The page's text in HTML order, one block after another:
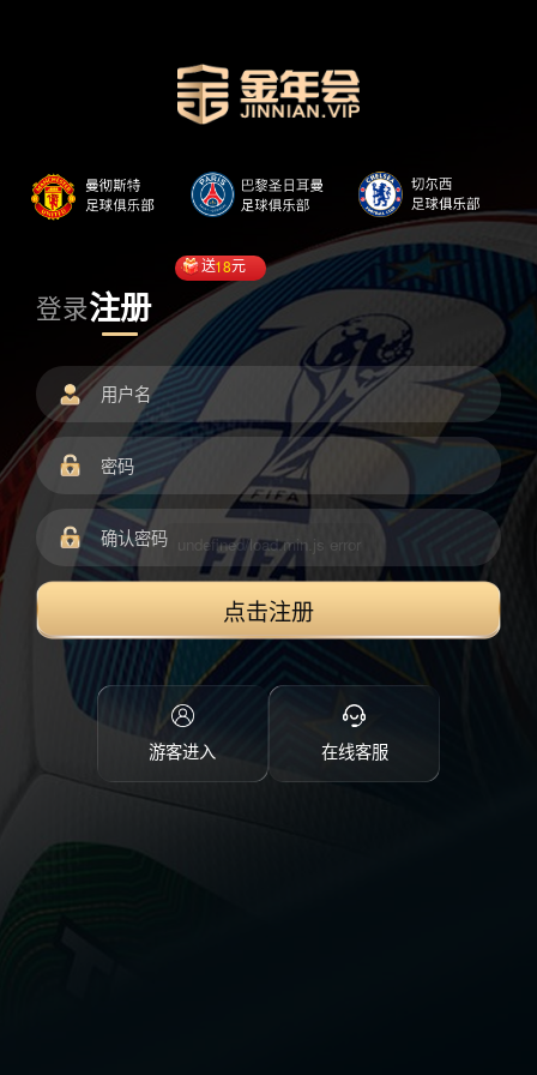
登录注册
送18元
点击注册
游客进入 在线客服